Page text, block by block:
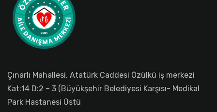
Çınarlı Mahallesi, Atatürk Caddesi Özülkü iş merkezi
Kat:14 D:2 – 3 (Büyükşehir Belediyesi Karşısı- Medikal
Park Hastanesi Üstü